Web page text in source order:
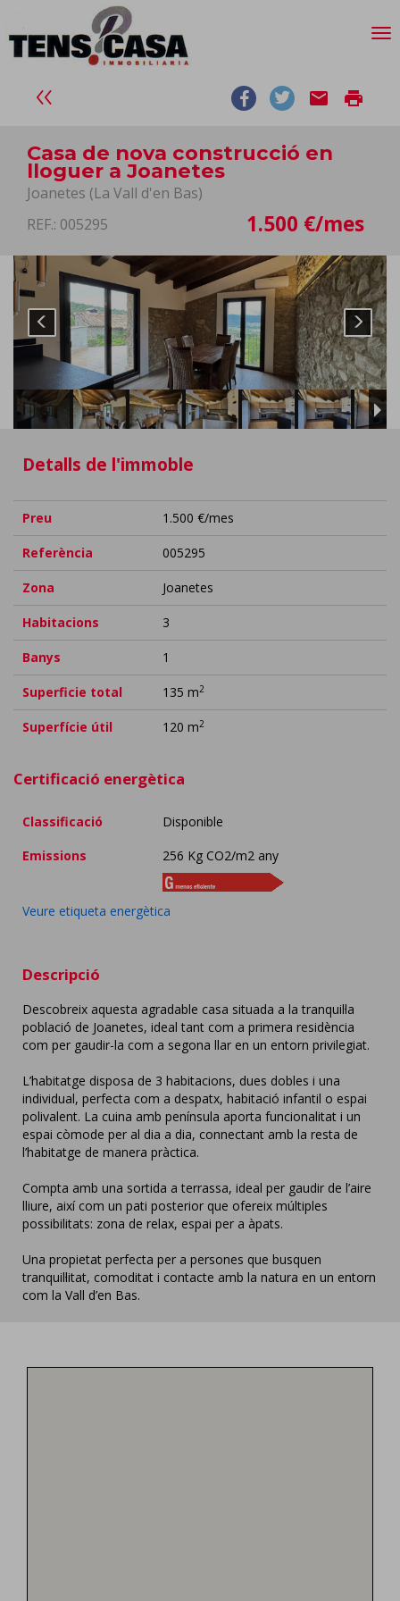
email print
Casa de nova construcció en
lloguer a Joanetes
Joanetes (La Vall d'en Bas)
REF.: 005295
1.500 €/mes
Detalls de l'immoble
Preu 1.500 €/mes
Referència 005295
Zona Joanetes
Habitacions 3
Banys 1
Superficie total 135 m2
Superfície útil 120 m2
Certificació energètica
Classificació
Disponible
Emissions
256 Kg CO2/m2 any
Veure etiqueta energètica
974 256
Descripció
Descobreix aquesta agradable casa situada a la tranquil·la
població de Joanetes, ideal tant com a primera residència
com per gaudir-la com a segona llar en un entorn privilegiat.
L’habitatge disposa de 3 habitacions, dues dobles i una
individual, perfecta com a despatx, habitació infantil o espai
polivalent. La cuina amb península aporta funcionalitat i un
espai còmode per al dia a dia, connectant amb la resta de
l’habitatge de manera pràctica.
Compta amb una sortida a terrassa, ideal per gaudir de l’aire
lliure, així com un pati posterior que ofereix múltiples
possibilitats: zona de relax, espai per a àpats.
Una propietat perfecta per a persones que busquen
tranquil·litat, comoditat i contacte amb la natura en un entorn
com la Vall d’en Bas.